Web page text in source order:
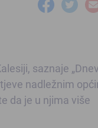
saznaje
nadležnim
da je u njima više